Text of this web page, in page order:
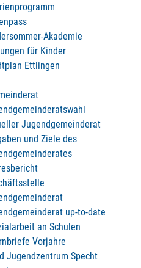
Akademie
für Kinder
Ettlingen
Jugendgemeinderat
und Ziele des
up-to-date
an Schulen
Vorjahre
Jugendzentrum Specht